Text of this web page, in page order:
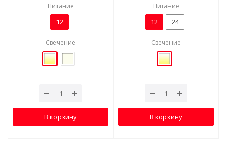
Питание
12
Свечение
В корзину
Питание
12 24
Свечение
В корзину